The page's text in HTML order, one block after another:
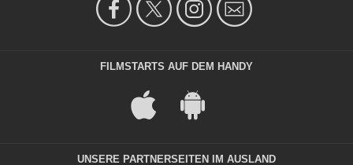
FILMSTARTS AUF DEM HANDY
UNSERE PARTNERSEITEN IM AUSLAND